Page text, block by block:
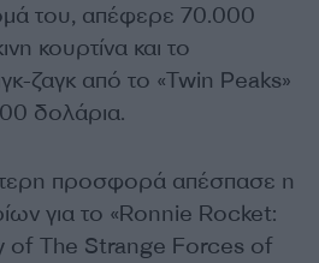
του, απέφερε 70.000
κουρτίνα και το
ζαγκ από το «Twin Peaks»
δολάρια.
προσφορά απέσπασε η
για το «Ronnie Rocket:
of The Strange Forces of